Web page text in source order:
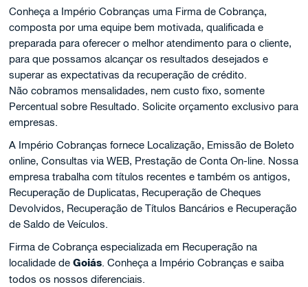
Conheça a Império Cobranças uma Firma de Cobrança,
composta por uma equipe bem motivada, qualificada e
preparada para oferecer o melhor atendimento para o cliente,
para que possamos alcançar os resultados desejados e
superar as expectativas da recuperação de crédito.
Não cobramos mensalidades, nem custo fixo, somente
Percentual sobre Resultado. Solicite orçamento exclusivo para
empresas.
A Império Cobranças fornece Localização, Emissão de Boleto
online, Consultas via WEB, Prestação de Conta On-line. Nossa
empresa trabalha com títulos recentes e também os antigos,
Recuperação de Duplicatas, Recuperação de Cheques
Devolvidos, Recuperação de Títulos Bancários e Recuperação
de Saldo de Veículos.
Firma de Cobrança especializada em Recuperação na
localidade deGoiás. Conheça a Império Cobranças e saiba
todos os nossos diferenciais.